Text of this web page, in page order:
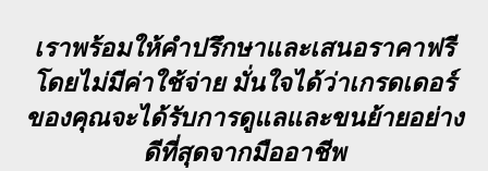
เราพร้อมให้คำปรึกษาและเสนอราคาฟรี
โดยไม่มีค่าใช้จ่าย มั่นใจได้ว่าเกรดเดอร์
ของคุณจะได้รับการดูแลและขนย้ายอย่าง
ดีที่สุดจากมืออาชีพ